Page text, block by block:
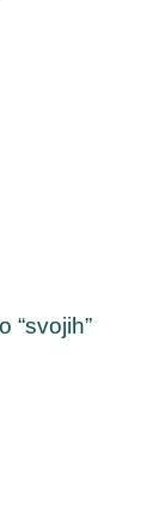
“svojih”